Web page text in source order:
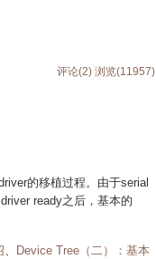
评论(2) 浏览(11957)
的移植过程。由于serial
ready之后，基本的
、
Device Tree（二）：基本